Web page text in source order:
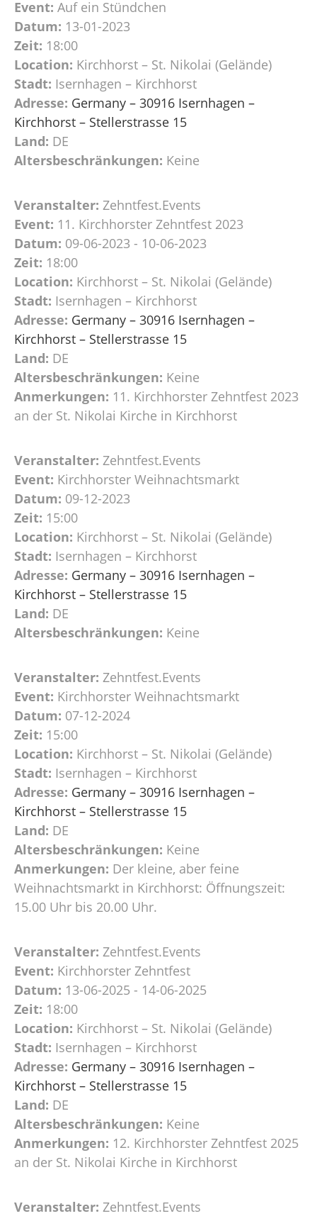
Event: Auf ein Stündchen
Datum: 13-01-2023
Zeit: 18:00
Location: Kirchhorst – St. Nikolai (Gelände)
Stadt: Isernhagen – Kirchhorst
Adresse: Germany – 30916 Isernhagen –
Kirchhorst – Stellerstrasse 15
Land: DE
Altersbeschränkungen: Keine
Veranstalter: Zehntfest.Events
Event: 11. Kirchhorster Zehntfest 2023
Datum: 09-06-2023 - 10-06-2023
Zeit: 18:00
Location: Kirchhorst – St. Nikolai (Gelände)
Stadt: Isernhagen – Kirchhorst
Adresse: Germany – 30916 Isernhagen –
Kirchhorst – Stellerstrasse 15
Land: DE
Altersbeschränkungen: Keine
Anmerkungen: 11. Kirchhorster Zehntfest 2023
an der St. Nikolai Kirche in Kirchhorst
Veranstalter: Zehntfest.Events
Event: Kirchhorster Weihnachtsmarkt
Datum: 09-12-2023
Zeit: 15:00
Location: Kirchhorst – St. Nikolai (Gelände)
Stadt: Isernhagen – Kirchhorst
Adresse: Germany – 30916 Isernhagen –
Kirchhorst – Stellerstrasse 15
Land: DE
Altersbeschränkungen: Keine
Veranstalter: Zehntfest.Events
Event: Kirchhorster Weihnachtsmarkt
Datum: 07-12-2024
Zeit: 15:00
Location: Kirchhorst – St. Nikolai (Gelände)
Stadt: Isernhagen – Kirchhorst
Adresse: Germany – 30916 Isernhagen –
Kirchhorst – Stellerstrasse 15
Land: DE
Altersbeschränkungen: Keine
Anmerkungen: Der kleine, aber feine
Weihnachtsmarkt in Kirchhorst: Öffnungszeit:
15.00 Uhr bis 20.00 Uhr.
Veranstalter: Zehntfest.Events
Event: Kirchhorster Zehntfest
Datum: 13-06-2025 - 14-06-2025
Zeit: 18:00
Location: Kirchhorst – St. Nikolai (Gelände)
Stadt: Isernhagen – Kirchhorst
Adresse: Germany – 30916 Isernhagen –
Kirchhorst – Stellerstrasse 15
Land: DE
Altersbeschränkungen: Keine
Anmerkungen: 12. Kirchhorster Zehntfest 2025
an der St. Nikolai Kirche in Kirchhorst
Veranstalter: Zehntfest.Events